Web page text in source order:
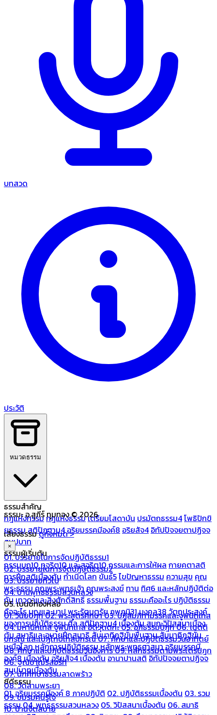
บทสวด
ประวัติ
หมวดธรรม
ธรรมสำคัญ
กฎแห่งกรรมกฎแห่งธรรมเตรียมโสดาบัน ปรมัตถธรรม4โพธิปักขิ
ยธรรมสติปัฏฐาน4อริยมรรคมีองค์8 อริยสัจ4 อิทัปปัจจยตาปฏิจจ
สมุปบาท
ธรรมผู้เริ่มต้น
กรรมบถ10 ทุจริต10 และสุจริต10กรรมและการให้ผล กายคตาสติ
การฝึกสติเบื้องต้นกำเนิดโลกขันธ์5ไขปัญหาธรรม ความสุข คุณ
พระธรรมคุณพระพุทธเจ้าคุณพระสงฆ์ ทาน ทิศ6 และหลักปฏิบัติต่อ
กันเทวดาและสิ่งศักดิ์สิทธิ์ธรรมพื้นฐาน ธรรมะคืออะไร ปฏิบัติธรรม
คืออะไรบุญและบาปพระรัตนตรัยภพภูมิ31 มงคล38 วัตถุประสงค์
ของการปฏิบัติธรรมศีลสติปัฏฐาน4 เบื้องต้นสมถะวิปัสสนาเบื้อง
ต้นสมาธิและอุบายฝึกสมาธิสัมมาทิฏฐิขั้นพื้นฐานสัมมาทิฏฐิขั้น
เหนือโลกหลักการปฏิบัติธรรมหลักพระพุทธศาสนาอริยมรรคมี
องค์8 เบื้องต้นอริยสัจ4 เบื้องต้นอานาปานสติอิทัปปัจจยตาปฏิจจ
สมุปบาทเบื้องต้น
ซีดีธรรม
01. อริยมรรคมีองค์ 8 ภาคปฏิบัติ 02. ปฏิบัติธรรมเบื้องต้น 03. รวม
ธรรม04. พุทธธรรมสวนหลวง 05. วิปัสสนาเบื้องต้น 06. สมาธิ
ธรรมะ อ.สุภีร์ ทุมทอง © 2026
เสียงธรรมดูทั้งหมด >
×
01. บรรยายในการจัดปฏิบัติธรรม1
02. บรรยายในการจัดปฏิบัติธรรม2
03. บรรยายทั่วไป
04. บ้านพุทธธรรมสวนหลวง
05. เบนซ์ทองหล่อ
01. วินัยปิฎก02. พระสูตรศึกษา03. ปฏิสัมภิทามรรคและจูฬนิทเทส
04. มหานิทเทส จูฬนิทเทส อิติวุตตกะ05. อภิธรรมปิฎก06. เนตติ
ปกรณ์ และเปฏโกปเทสปกรณ์07. ศึกษาและปฏิบัติธรรมวันอาทิตย์
08. ศึกษาและปฏิบัติธรรมวันอังคาร09. หลักธรรมตามพระไตรปิฎก
06. ฐณิชาฌ์รีสอร์ท
07. นักศึกษาธรรมลาดพร้าว
08. วัดสามพระยา
09. ชมรมคนรู้ใจ
10. บ้านจิตสบาย